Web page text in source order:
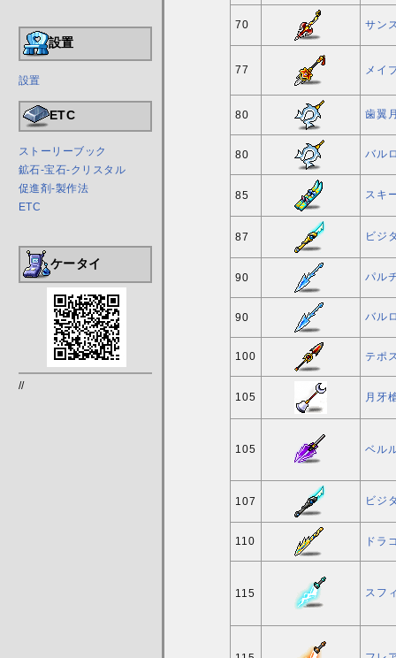
設置
設置
ETC
ストーリーブック
鉱石-宝石-クリスタル
促進剤-製作法
ETC
ケータイ
//
70 サン
77 メイ
80 歯翼
80 バル
85 スキ
87 ビジ
90 パル
90 バル
100 テポ
105 月牙
105 ベル
107 ビジ
110 ドラ
115 スフ